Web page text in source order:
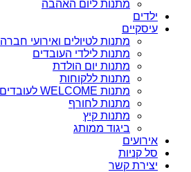
מתנות ליום האהבה
ילדים
עיסקיים
מתנות לטיולים ואירועי חברה
מתנות לילדי העובדים
מתנות יום הולדת
מתנות ללקוחות
מתנות WELCOME לעובדים
מתנות לחורף
מתנות קיץ
ביגוד ממותג
אירועים
סל קניות
יצירת קשר